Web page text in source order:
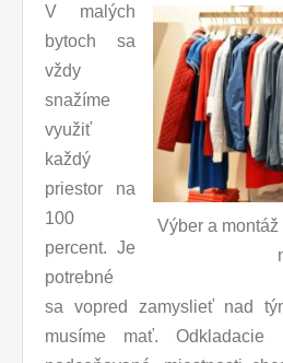
Výber a
V malých
bytoch sa
vždy
snažíme
využiť
každý
priestor na
100
percent. Je
potrebné
sa vopred zamyslieť nad
musíme mať. Odkladacie